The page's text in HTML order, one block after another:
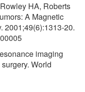
HA, Roberts
A Magnetic
2001;49(6):1313-20.
imaging
World